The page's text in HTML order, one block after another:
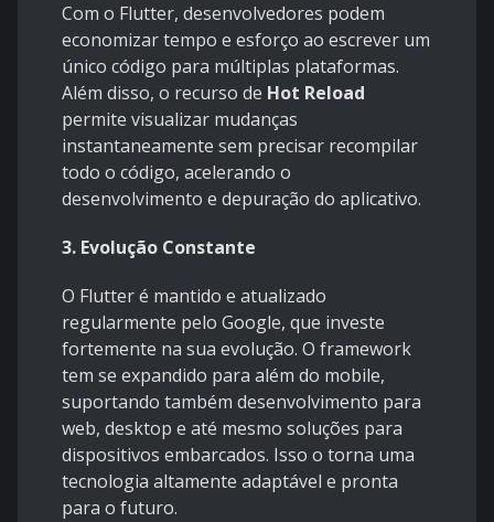
Com o Flutter, desenvolvedores podem
economizar tempo e esforço ao escrever um
único código para múltiplas plataformas.
Além disso, o recurso de Hot Reload
permite visualizar mudanças
instantaneamente sem precisar recompilar
todo o código, acelerando o
desenvolvimento e depuração do aplicativo.
3. Evolução Constante
O Flutter é mantido e atualizado
regularmente pelo Google, que investe
fortemente na sua evolução. O framework
tem se expandido para além do mobile,
suportando também desenvolvimento para
web, desktop e até mesmo soluções para
dispositivos embarcados. Isso o torna uma
tecnologia altamente adaptável e pronta
para o futuro.